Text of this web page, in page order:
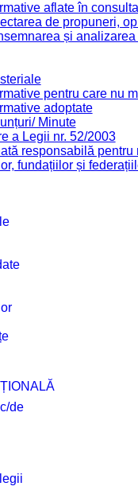
aflate în
de propuneri,
și
pentru care nu
adoptate
Minute
a Legii nr. 52/2003
responsabilă
fundațiilor și
de